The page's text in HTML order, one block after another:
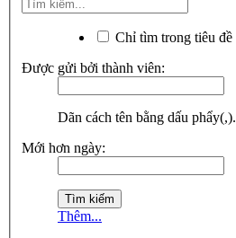
Chỉ tìm trong tiêu đề
Được gửi bởi thành viên:
Dãn cách tên bằng dấu phẩy(,).
Mới hơn ngày:
Thêm...